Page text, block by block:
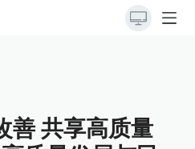
善 共享高质量